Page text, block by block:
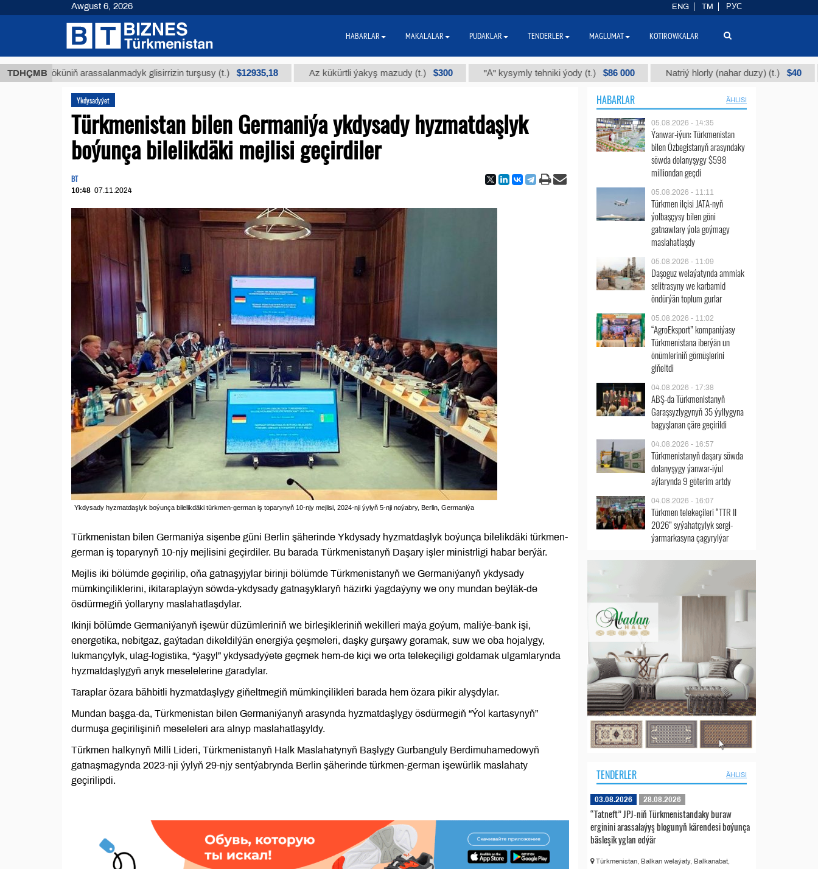
TDHÇMB
köküniň arassalanmadyk glisirrizin turşusy (t.) $12935,18 Az kükürtli ýakyş mazudy (t.) $300 "А" kysymly tehniki ýody (t.) $86 000 Natriý hlorly (nahar duzy) (t.) $40
Ykdysadyýet
Türkmenistan bilen Germaniýa ykdysady hyzmatdaşlyk
boýunça bilelikdäki mejlisi geçirdiler
BT
10:48 07.11.2024
Ykdysady hyzmatdaşlyk boýunça bilelikdäki türkmen-german iş toparynyň 10-njy mejlisi, 2024-nji ýylyň 5-nji noýabry, Berlin, Germaniýa
Türkmenistan bilen Germaniýa sişenbe güni Berlin şäherinde Ykdysady hyzmatdaşlyk boýunça bilelikdäki türkmen-
german iş toparynyň 10-njy mejlisini geçirdiler. Bu barada Türkmenistanyň Daşary işler ministrligi habar berýär.
Mejlis iki bölümde geçirilip, oňa gatnaşyjylar birinji bölümde Türkmenistanyň we Germaniýanyň ykdysady
mümkinçiliklerini, ikitaraplaýyn söwda-ykdysady gatnaşyklaryň häzirki ýagdaýyny we ony mundan beýläk-de
ösdürmegiň ýollaryny maslahatlaşdylar.
Ikinji bölümde Germaniýanyň işewür düzümleriniň we birleşikleriniň wekilleri maýa goýum, maliýe-bank işi,
energetika, nebitgaz, gaýtadan dikeldilýän energiýa çeşmeleri, daşky gurşawy goramak, suw we oba hojalygy,
lukmançylyk, ulag-logistika, “ýaşyl” ykdysadyýete geçmek hem-de kiçi we orta telekeçiligi goldamak ulgamlarynda
hyzmatdaşlygyň anyk meselelerine garadylar.
Taraplar özara bähbitli hyzmatdaşlygy giňeltmegiň mümkinçilikleri barada hem özara pikir alyşdylar.
Mundan başga-da, Türkmenistan bilen Germaniýanyň arasynda hyzmatdaşlygy ösdürmegiň “Ýol kartasynyň”
durmuşa geçirilişiniň meseleleri ara alnyp maslahatlaşyldy.
Türkmen halkynyň Milli Lideri, Türkmenistanyň Halk Maslahatynyň Başlygy Gurbanguly Berdimuhamedowyň
gatnaşmagynda 2023-nji ýylyň 29-njy sentýabrynda Berlin şäherinde türkmen-german işewürlik maslahaty
geçirilipdi.
HABARLAR ÄHLISI
05.08.2026 - 14:35
Ýanwar-iýun: Türkmenistan
bilen Özbegistanyň arasyndaky
söwda dolanyşygy $598
milliondan geçdi
05.08.2026 - 11:11
Türkmen ilçisi JATA-nyň
ýolbaşçysy bilen göni
gatnawlary ýola goýmagy
maslahatlaşdy
05.08.2026 - 11:09
Daşoguz welaýatynda ammiak
selitrasyny we karbamid
öndürýän toplum gurlar
05.08.2026 - 11:02
“AgroEksport” kompaniýasy
Türkmenistana iberýän un
önümleriniň görnüşlerini
giňeltdi
04.08.2026 - 17:38
ABŞ-da Türkmenistanyň
Garaşsyzlygynyň 35 ýyllygyna
bagyşlanan çäre geçirildi
04.08.2026 - 16:57
Türkmenistanyň daşary söwda
dolanyşygy ýanwar-iýul
aýlarynda 9 göterim artdy
04.08.2026 - 16:07
Türkmen telekeçileri “TTR II
2026” syýahatçylyk sergi-
ýarmarkasyna çagyrylýar
TENDERLER ÄHLISI
03.08.2026 28.08.2026
“Tatneft” JPJ-niň Türkmenistandaky buraw
erginini arassalaýyş blogunyň kärendesi boýunça
bäsleşik yglan edýär
Türkmenistan, Balkan welaýaty, Balkanabat,
Awgust 6, 2026 ENG TM РУС
HABARLAR MAKALALAR PUDAKLAR TENDERLER MAGLUMAT KOTIROWKALAR